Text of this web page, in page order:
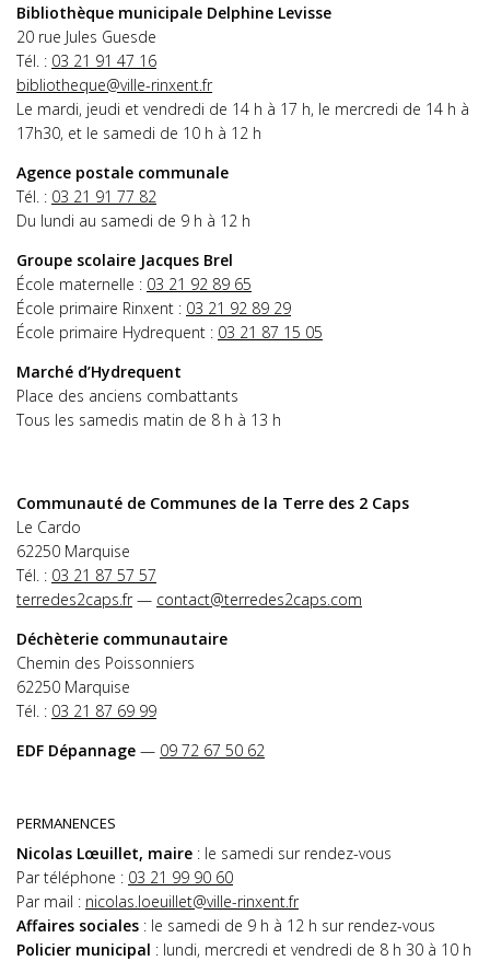
Bibliothèque municipale Delphine Levisse
20 rue Jules Guesde
Tél. : 03 21 91 47 16
bibliotheque@ville-rinxent.fr
Le mardi, jeudi et vendredi de 14 h à 17 h, le mercredi de 14 h à
17h30, et le samedi de 10 h à 12 h
Agence postale communale
Tél. : 03 21 91 77 82
Du lundi au samedi de 9 h à 12 h
Groupe scolaire Jacques Brel
École maternelle : 03 21 92 89 65
École primaire Rinxent : 03 21 92 89 29
École primaire Hydrequent : 03 21 87 15 05
Marché d’Hydrequent
Place des anciens combattants
Tous les samedis matin de 8 h à 13 h
Communauté de Communes de la Terre des 2 Caps
Le Cardo
62250 Marquise
Tél. : 03 21 87 57 57
terredes2caps.fr— contact@terredes2caps.com
Déchèterie communautaire
Chemin des Poissonniers
62250 Marquise
Tél. : 03 21 87 69 99
EDF Dépannage — 09 72 67 50 62
PERMANENCES
Nicolas Lœuillet, maire : le samedi sur rendez-vous
Par téléphone : 03 21 99 90 60
Par mail : nicolas.loeuillet@ville-rinxent.fr
Affaires sociales : le samedi de 9 h à 12 h sur rendez-vous
Policier municipal : lundi, mercredi et vendredi de 8 h 30 à 10 h